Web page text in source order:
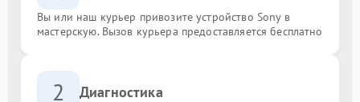
Вы или наш курьер привозите устройство Sony в
мастерскую. Вызов курьера предоставляется бесплатно
2 Диагностика